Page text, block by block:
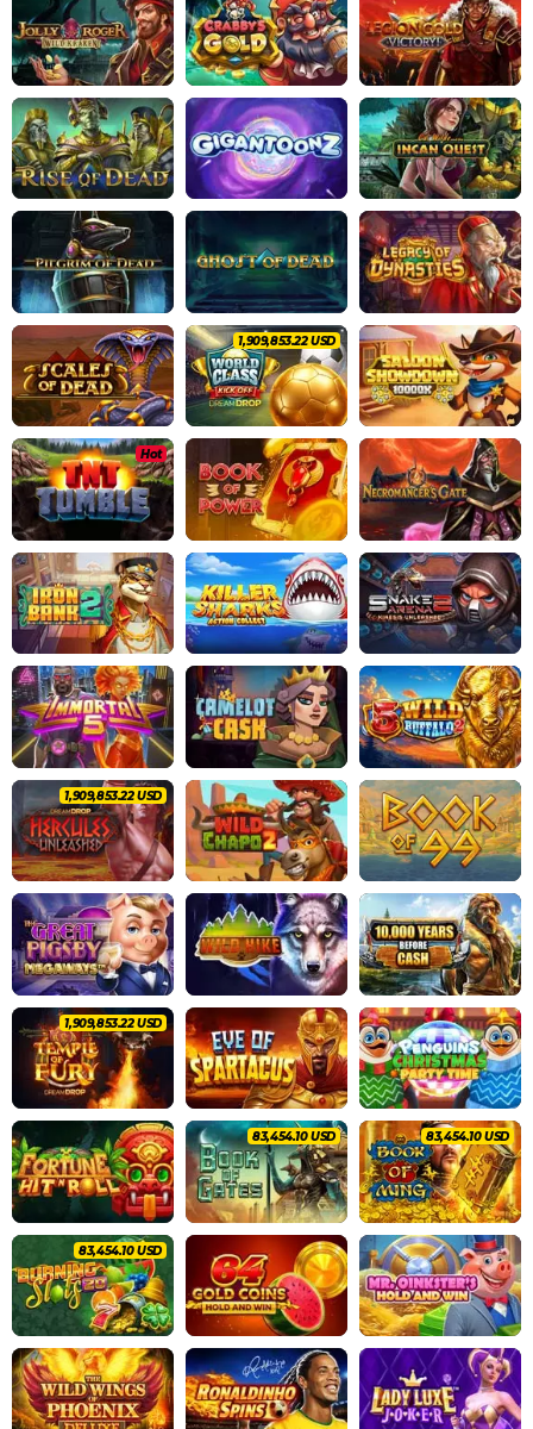
2,021,008.66 USD
Hot
2,021,008.66 USD
2,021,008.66 USD
87,846.40 USD 87,846.40 USD
87,846.40 USD